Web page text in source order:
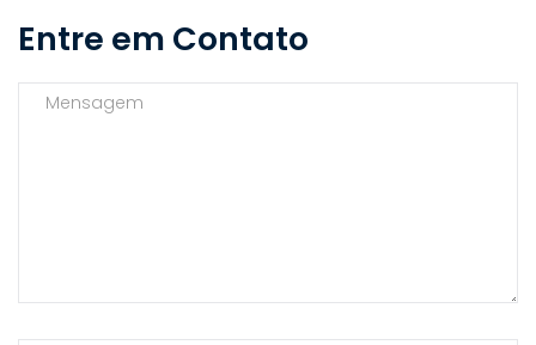
Entre em Contato